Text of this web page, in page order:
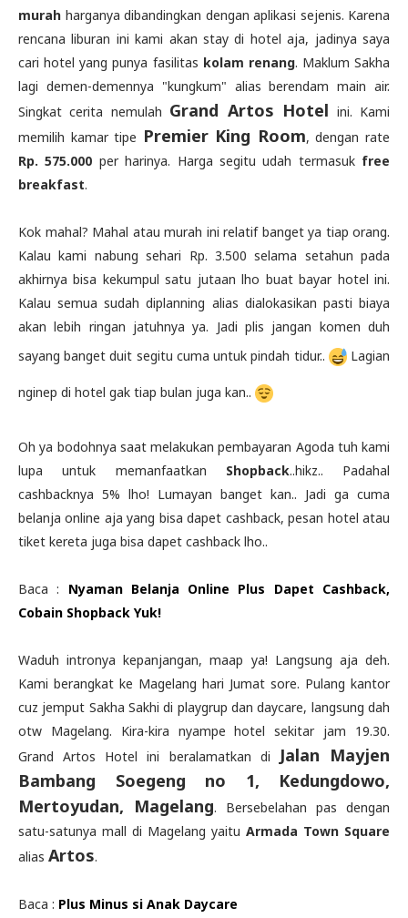
murah harganya dibandingkan dengan aplikasi sejenis. Karena
rencana liburan ini kami akan stay di hotel aja, jadinya saya
cari hotel yang punya fasilitas kolam renang. Maklum Sakha
lagi demen-demennya "kungkum" alias berendam main air.
Singkat cerita nemulah Grand Artos Hotel ini. Kami
memilih kamar tipe Premier King Room, dengan rate
Rp. 575.000 per harinya. Harga segitu udah termasuk free
breakfast.
Kok mahal? Mahal atau murah ini relatif banget ya tiap orang.
Kalau kami nabung sehari Rp. 3.500 selama setahun pada
akhirnya bisa kekumpul satu jutaan lho buat bayar hotel ini.
Kalau semua sudah diplanning alias dialokasikan pasti biaya
akan lebih ringan jatuhnya ya. Jadi plis jangan komen duh
sayang banget duit segitu cuma untuk pindah tidur..
Lagian
nginep di hotel gak tiap bulan juga kan..
Oh ya bodohnya saat melakukan pembayaran Agoda tuh kami
lupa untuk memanfaatkan Shopback..hikz.. Padahal
cashbacknya 5% lho! Lumayan banget kan.. Jadi ga cuma
belanja online aja yang bisa dapet cashback, pesan hotel atau
tiket kereta juga bisa dapet cashback lho..
Baca : Nyaman Belanja Online Plus Dapet Cashback,
Cobain Shopback Yuk!
Waduh intronya kepanjangan, maap ya! Langsung aja deh.
Kami berangkat ke Magelang hari Jumat sore. Pulang kantor
cuz jemput Sakha Sakhi di playgrup dan daycare, langsung dah
otw Magelang. Kira-kira nyampe hotel sekitar jam 19.30.
Grand Artos Hotel ini beralamatkan di
Jalan Mayjen
Bambang Soegeng no 1, Kedungdowo,
Mertoyudan, Magelang. Bersebelahan pas dengan
satu-satunya mall di Magelang yaitu Armada Town Square
alias Artos.
Baca : Plus Minus si Anak Daycare